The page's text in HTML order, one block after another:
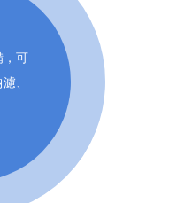
可
、